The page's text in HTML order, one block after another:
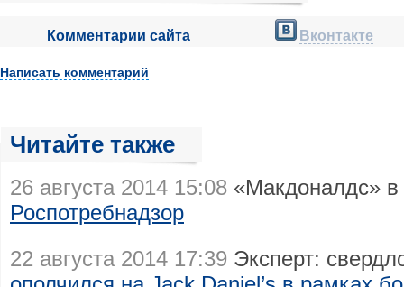
Комментарии сайта Вконтакте
Написать комментарий
Читайте также
26 августа 2014 15:08 «Макдоналдс» в
Роспотребнадзор
22 августа 2014 17:39 Эксперт: